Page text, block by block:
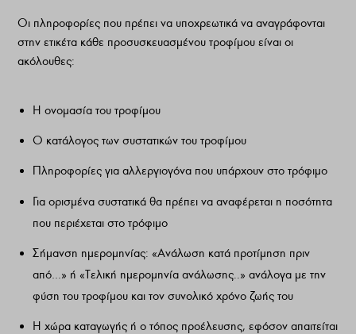
Οι πληροφορίες που πρέπει να υποχρεωτικά να αναγράφονται
στην ετικέτα κάθε προσυσκευασμένου τροφίμου είναι οι
ακόλουθες:
Η ονομασία του τροφίμου
Ο κατάλογος των συστατικών του τροφίμου
Πληροφορίες για αλλεργιογόνα που υπάρχουν στο τρόφιμο
Για ορισμένα συστατικά θα πρέπει να αναφέρεται η ποσότητα
που περιέχεται στο τρόφιμο
Σήμανση ημερομηνίας: «Ανάλωση κατά προτίμηση πριν
από…» ή «Τελική ημερομηνία ανάλωσης..» ανάλογα με την
φύση του τροφίμου και τον συνολικό χρόνο ζωής του
Η χώρα καταγωγής ή ο τόπος προέλευσης, εφόσον απαιτείται